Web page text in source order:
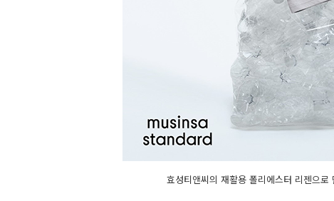
효성티앤씨의 재활용 폴리에스터 리젠으로